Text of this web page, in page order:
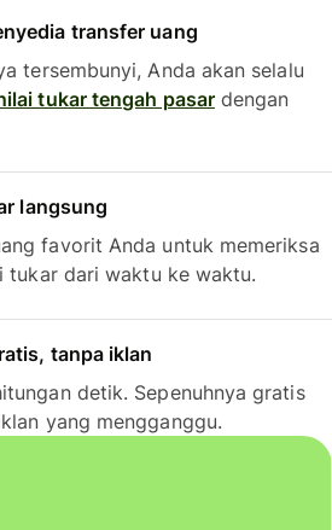
transfer uang
tersembunyi, Anda akan selalu
tukar tengah pasardengan
langsung
favorit Anda untuk memeriksa
tukar dari waktu ke waktu.
tanpa iklan
detik. Sepenuhnya gratis
yang mengganggu.